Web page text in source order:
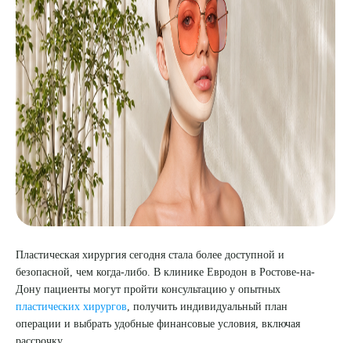
8 (863) 309-05-06
ЗАКАЗАТЬ ЗВОНОК
ЗАПИСЬ ОНЛАЙН
Пластическая хирургия сегодня стала более доступной и
безопасной, чем когда-либо. В клинике Евродон в Ростове-на-
Дону пациенты могут пройти консультацию у опытных
пластических хирургов , получить индивидуальный план
операции и выбрать удобные финансовые условия, включая
рассрочку.